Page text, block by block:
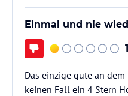
Einmal und nie
1
Das einzige gute an
keinen Fall ein 4 Stern